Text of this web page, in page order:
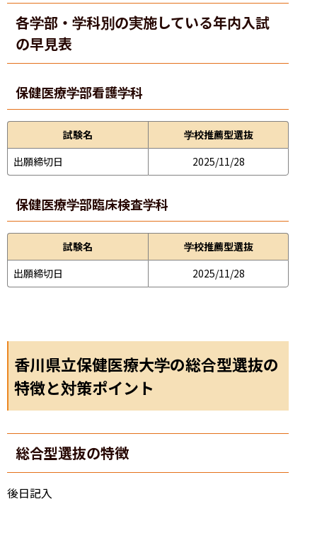
各学部・学科別の実施している年内入試
の早見表
保健医療学部看護学科
試験名
学校推薦型選抜
出願締切日
2025/11/28
保健医療学部臨床検査学科
試験名
学校推薦型選抜
出願締切日
2025/11/28
香川県立保健医療大学の総合型選抜の
特徴と対策ポイント
総合型選抜の特徴
後日記入